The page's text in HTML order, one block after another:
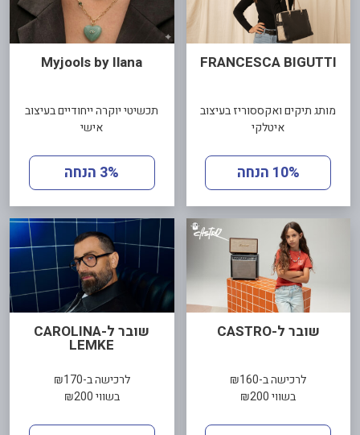
FRANCESCA BIGUTTI
מותג תיקים ואקססוריז בעיצוב
איטלקי
10% הנחה
Myjools by Ilana
תכשיטי יוקרה ייחודיים בעיצוב
אישי
3% הנחה
שובר ל-CASTRO
לרכישה ב-₪160
בשווי ₪200
שובר ל-CAROLINA
LEMKE
לרכישה ב-₪170
בשווי ₪200